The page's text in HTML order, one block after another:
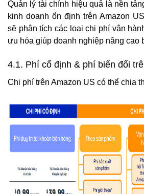
Quản lý tài chính hiệu quả là nền
kinh doanh ổn định trên Amazon
sẽ phân tích các loại chi phí vận
ưu hóa giúp doanh nghiệp nâng cao
4.1. Phí cố định & phí biến đổi
Chi phí trên Amazon US có thể chia